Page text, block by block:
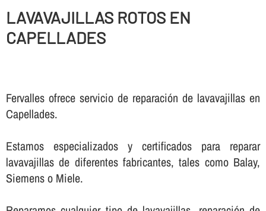
LAVAVAJILLAS ROTOS EN
CAPELLADES
Fervalles ofrece servicio de reparación de lavavajillas en
Capellades.
Estamos especializados y certificados para reparar
lavavajillas de diferentes fabricantes, tales como Balay,
Siemens o Miele.